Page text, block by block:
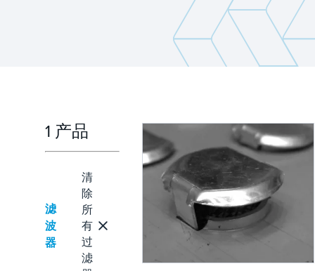
1 产品
滤
波
器
清
除
所
有
过
滤